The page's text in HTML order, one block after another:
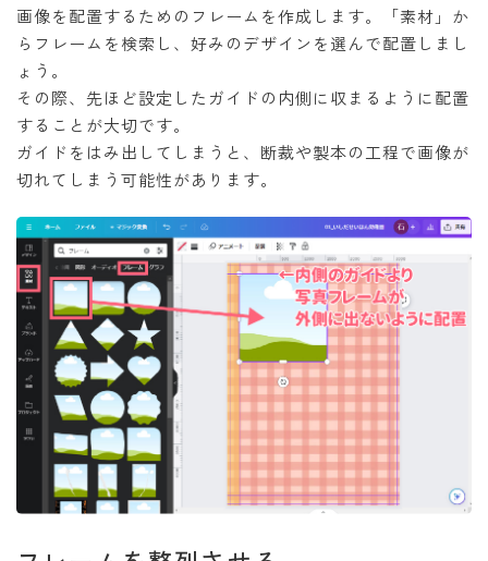
画像を配置するためのフレームを作成します。「素材」か
らフレームを検索し、好みのデザインを選んで配置しまし
ょう。
その際、先ほど設定したガイドの内側に収まるように配置
することが大切です。
ガイドをはみ出してしまうと、断裁や製本の工程で画像が
切れてしまう可能性があります。